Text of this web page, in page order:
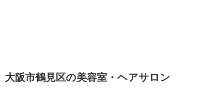
大阪市鶴見区の美容室・ヘアサロン